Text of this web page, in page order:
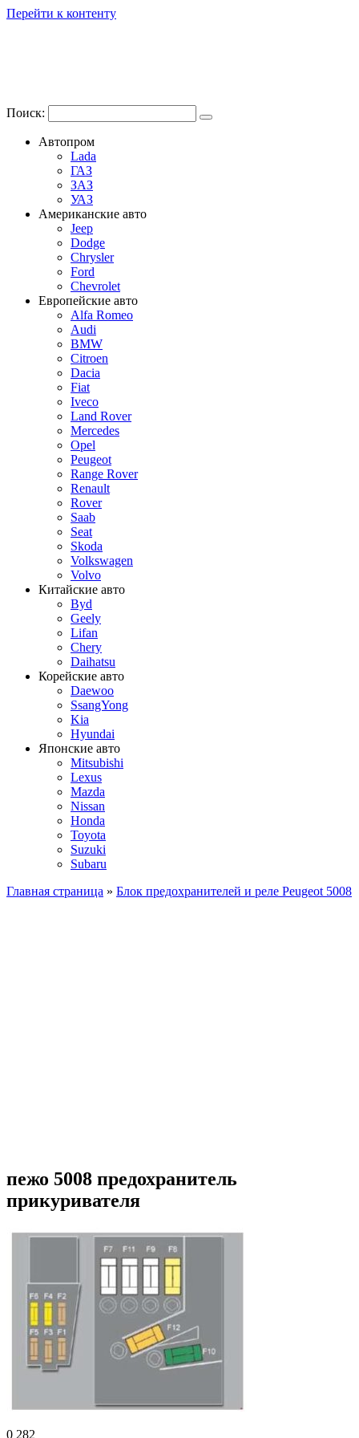
Перейти к контенту
Поиск:
Автопром
Lada
ГАЗ
ЗАЗ
УАЗ
Американские авто
Jeep
Dodge
Chrysler
Ford
Chevrolet
Европейские авто
Alfa Romeo
Audi
BMW
Citroen
Dacia
Fiat
Iveco
Land Rover
Mercedes
Opel
Peugeot
Range Rover
Renault
Rover
Saab
Seat
Skoda
Volkswagen
Volvo
Китайские авто
Byd
Geely
Lifan
Chery
Daihatsu
Корейские авто
Daewoo
SsangYong
Kia
Hyundai
Японские авто
Mitsubishi
Lexus
Mazda
Nissan
Honda
Toyota
Suzuki
Subaru
Главная страница » Блок предохранителей и реле Peugeot 5008
пежо 5008 предохранитель
прикуривателя
0 282